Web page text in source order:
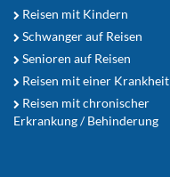
Reisen mit Kindern
Schwanger auf Reisen
Senioren auf Reisen
Reisen mit einer Krankheit
Reisen mit chronischer
Erkrankung / Behinderung